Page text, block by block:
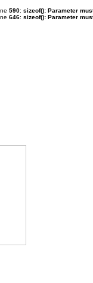
590: sizeof(): Parameter
646: sizeof(): Parameter